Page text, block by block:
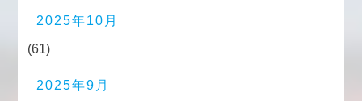
2025年10月
(61)
2025年9月